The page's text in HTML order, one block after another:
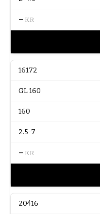
– KR
16172
GL 160
160
2.5-7
– KR
20416